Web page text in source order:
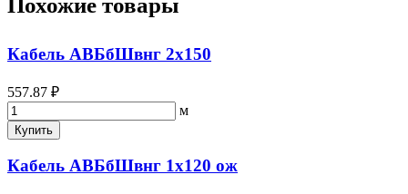
Кабель АВБбШвнг 2х150
557.87 ₽
м
Купить
Кабель АВБбШвнг 1х120 ож